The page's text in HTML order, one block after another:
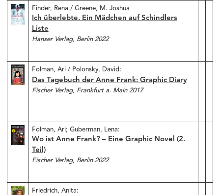
Finder, Rena / Greene, M. Joshua
Ich überlebte. Ein Mädchen auf Schindlers
Liste
Hanser Verlag, Berlin 2022
Folman, Ari / Polonsky, David:
Das Tagebuch der Anne Frank: Graphic Diary
Fischer Verlag, Frankfurt a. Main 2017
Folman, Ari; Guberman, Lena:
Wo ist Anne Frank? – Eine Graphic Novel (2.
Teil)
Fischer Verlag, Berlin 2022
Friedrich, Anita: